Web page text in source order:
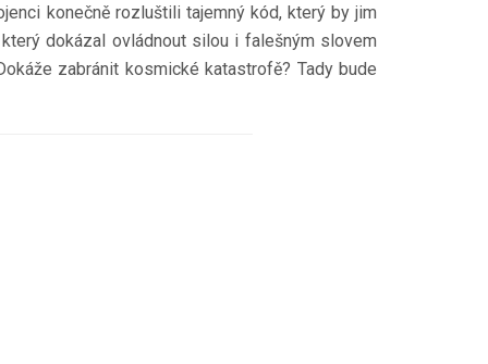
konečně rozluštili tajemný kód, který by jim
dokázal ovládnout silou i falešným slovem
zabránit kosmické katastrofě? Tady bude